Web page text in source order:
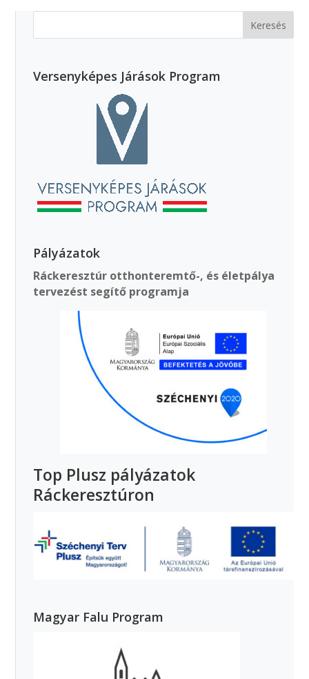
Versenyképes Járások Program
Pályázatok
Ráckeresztúr otthonteremtő-, és életpálya
tervezést segítő programja
Top Plusz pályázatok
Ráckeresztúron
Magyar Falu Program